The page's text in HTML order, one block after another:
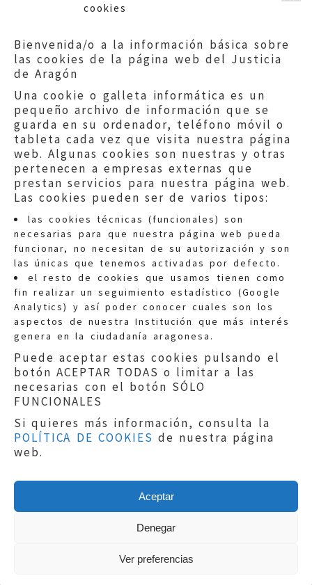
cookies
Bienvenida/o a la información básica sobre
las cookies de la página web del Justicia
de Aragón
Una cookie o galleta informática es un
pequeño archivo de información que se
guarda en su ordenador, teléfono móvil o
tableta cada vez que visita nuestra página
web. Algunas cookies son nuestras y otras
pertenecen a empresas externas que
prestan servicios para nuestra página web.
Las cookies pueden ser de varios tipos:
las cookies técnicas (funcionales) son
necesarias para que nuestra página web pueda
funcionar, no necesitan de su autorización y son
las únicas que tenemos activadas por defecto.
el resto de cookies que usamos tienen como
fin realizar un seguimiento estadístico (Google
Analytics) y así poder conocer cuales son los
aspectos de nuestra Institución que más interés
genera en la ciudadanía aragonesa.
Puede aceptar estas cookies pulsando el
botón ACEPTAR TODAS o limitar a las
necesarias con el botón SÓLO
FUNCIONALES
Si quieres más información, consulta la
POLÍTICA DE COOKIES de nuestra página
web.
Aceptar
Denegar
Ver preferencias
ACCEDE A LA SUGERENCIA COMPLETA
Quejas:quejas@eljusticiadearagon.es
Información general:
informacion@eljusticiadearagon.es
Teléfonos:900 210 210/
Aviso legal|Política de privacidad|
Protección de Datos
Política de cookies
Copyright © 2019El Justicia de Aragón|
Sephor Consulting